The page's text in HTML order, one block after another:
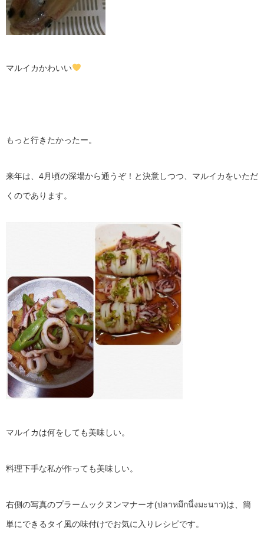
マルイカかわいい
もっと行きたかったー。
来年は、4月頃の深場から通うぞ！と決意しつつ、マルイカをいただ
くのであります。
マルイカは何をしても美味しい。
料理下手な私が作っても美味しい。
右側の写真のプラームックヌンマナーオ(ปลาหมึกนึ่งมะนาว)は、簡
単にできるタイ風の味付けでお気に入りレシピです。